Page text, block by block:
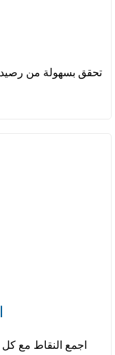
تحقق بسهولة من
اجمع النقاط مع